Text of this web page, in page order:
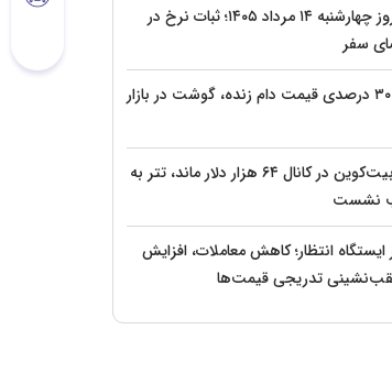
قیمت دینار عراق امروز چهارشنبه ۱۴ مرداد ۱۴۰۵؛ ثبات نرخ در
سفر
چرا با وجود کاهش ۳۰ درصدی قیمت دام زنده، گوشت در بازار
بازار رمزارزها امروز؛ بیت‌کوین در کانال ۶۴ هزار دلار ماند، تتر به
ایستگاه انتظار؛ کاهش معاملات، افزایش
تدریجی قیمت‌ها